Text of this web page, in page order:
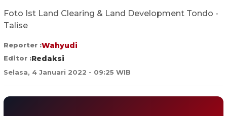
Foto Ist Land Clearing & Land Development Tondo -
Talise
Reporter :Wahyudi
Editor :Redaksi
Selasa, 4 Januari 2022 - 09:25 WIB